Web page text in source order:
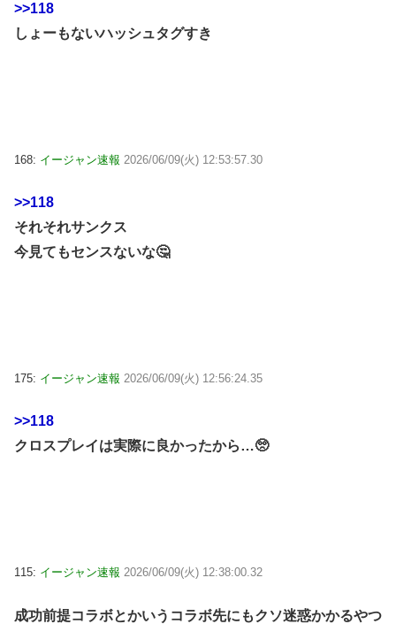
>>118
しょーもないハッシュタグすき
168: イージャン速報 2026/06/09(火) 12:53:57.30
>>118
それそれサンクス
今見てもセンスないな🤔
175: イージャン速報 2026/06/09(火) 12:56:24.35
>>118
クロスプレイは実際に良かったから…🥺
115: イージャン速報 2026/06/09(火) 12:38:00.32
成功前提コラボとかいうコラボ先にもクソ迷惑かかるやつ